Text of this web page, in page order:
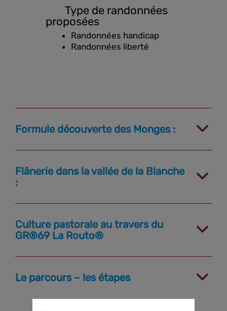
Type de randonnées
proposées
Randonnées handicap
Randonnées liberté
Formule découverte des Monges :
Flânerie dans la vallée de la Blanche
:
Culture pastorale au travers du
GR®69 La Routo®
Le parcours – les étapes